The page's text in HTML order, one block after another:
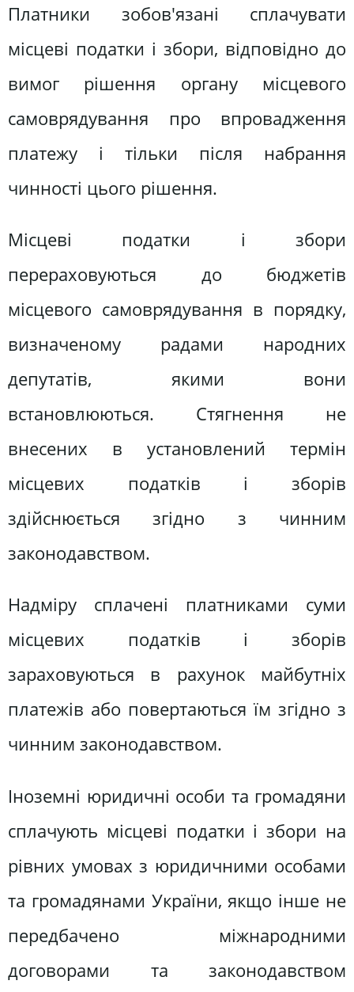
Платники зобов'язані сплачувати
місцеві податки і збори, відповідно до
вимог рішення органу місцевого
самоврядування про впровадження
платежу і тільки після набрання
чинності цього рішення.
Місцеві податки і збори
перераховуються до бюджетів
місцевого самоврядування в порядку,
визначеному радами народних
депутатів, якими вони
встановлюються. Стягнення не
внесених в установлений термін
місцевих податків і зборів
здійснюється згідно з чинним
законодавством.
Надміру сплачені платниками суми
місцевих податків і зборів
зараховуються в рахунок майбутніх
платежів або повертаються їм згідно з
чинним законодавством.
Іноземні юридичні особи та громадяни
сплачують місцеві податки і збори на
рівних умовах з юридичними особами
та громадянами України, якщо інше не
передбачено міжнародними
договорами та законодавством